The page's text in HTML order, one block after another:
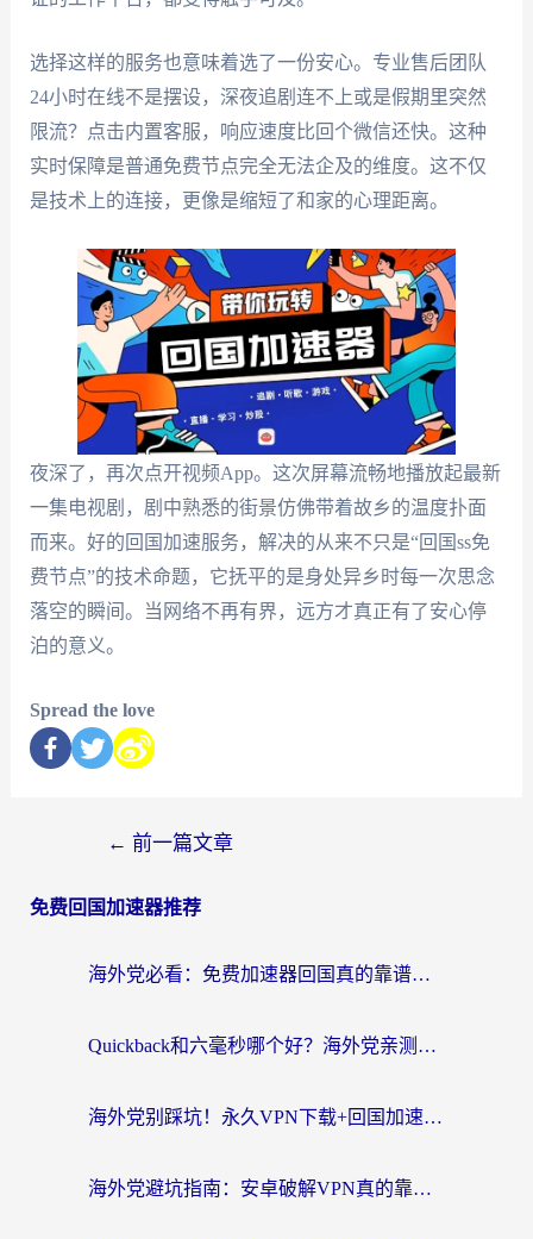
选择这样的服务也意味着选了一份安心。专业售后团队
24小时在线不是摆设，深夜追剧连不上或是假期里突然
限流？点击内置客服，响应速度比回个微信还快。这种
实时保障是普通免费节点完全无法企及的维度。这不仅
是技术上的连接，更像是缩短了和家的心理距离。
夜深了，再次点开视频App。这次屏幕流畅地播放起最新
一集电视剧，剧中熟悉的街景仿佛带着故乡的温度扑面
而来。好的回国加速服务，解决的从来不只是“回国ss免
费节点”的技术命题，它抚平的是身处异乡时每一次思念
落空的瞬间。当网络不再有界，远方才真正有了安心停
泊的意义。
Spread the love
← 前一篇文章
免费回国加速器推荐
海外党必看：免费加速器回国真的靠谱吗？3步教你选到好用的归雁替代
Quickback和六毫秒哪个好？海外党亲测：选对回国加速器，无缝刷剧办公不再愁
海外党别踩坑！永久VPN下载+回国加速器选择指南，无缝刷国内剧游戏支付
海外党避坑指南：安卓破解VPN真的靠谱吗？教你选对回国加速器无缝刷国内资源